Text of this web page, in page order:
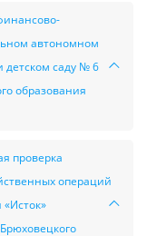
автономном
детском саду № 6
образования
проверка
операций